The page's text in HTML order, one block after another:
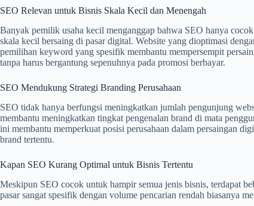
SEO Relevan untuk Bisnis Skala Kecil dan Menengah
Banyak pemilik usaha kecil menganggap bahwa SEO hanya
skala kecil bersaing di pasar digital. Website yang dioptimasi
pemilihan keyword yang spesifik membantu mempersempit
tanpa harus bergantung sepenuhnya pada promosi berbayar.
SEO Mendukung Strategi Branding Perusahaan
SEO tidak hanya berfungsi meningkatkan jumlah pengunjung
membantu meningkatkan tingkat pengenalan brand di mata
ini membantu memperkuat posisi perusahaan dalam persaingan
brand tertentu.
Kapan SEO Kurang Optimal untuk Bisnis Tertentu
Meskipun SEO cocok untuk hampir semua jenis bisnis, terdapat
pasar sangat spesifik dengan volume pencarian rendah biasanya